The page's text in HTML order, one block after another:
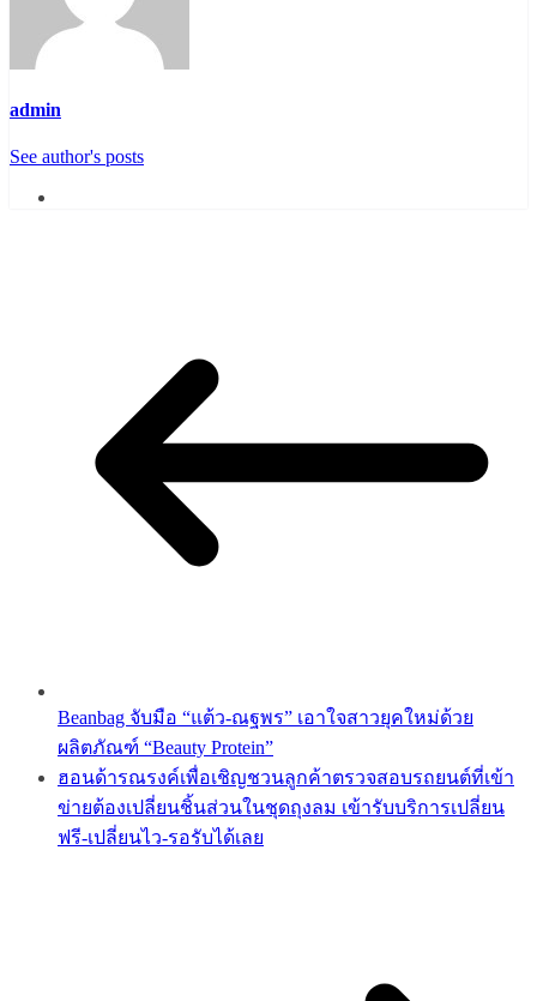
admin
See author's posts
Beanbag จับมือ “แต้ว-ณฐพร” เอาใจสาวยุคใหม่ด้วย
ผลิตภัณฑ์ “Beauty Protein”
ฮอนด้ารณรงค์เพื่อเชิญชวนลูกค้าตรวจสอบรถยนต์ที่เข้า
ข่ายต้องเปลี่ยนชิ้นส่วนในชุดถุงลม เข้ารับบริการเปลี่ยน
ฟรี-เปลี่ยนไว-รอรับได้เลย